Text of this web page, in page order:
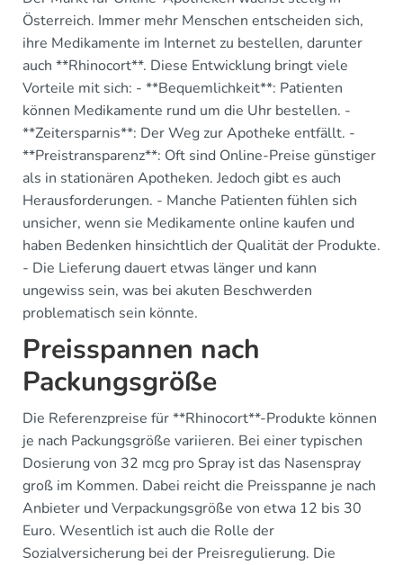
Österreich. Immer mehr Menschen entscheiden sich,
ihre Medikamente im Internet zu bestellen, darunter
auch **Rhinocort**. Diese Entwicklung bringt viele
Vorteile mit sich: - **Bequemlichkeit**: Patienten
können Medikamente rund um die Uhr bestellen. -
**Zeitersparnis**: Der Weg zur Apotheke entfällt. -
**Preistransparenz**: Oft sind Online-Preise günstiger
als in stationären Apotheken. Jedoch gibt es auch
Herausforderungen. - Manche Patienten fühlen sich
unsicher, wenn sie Medikamente online kaufen und
haben Bedenken hinsichtlich der Qualität der Produkte.
- Die Lieferung dauert etwas länger und kann
ungewiss sein, was bei akuten Beschwerden
problematisch sein könnte.
Preisspannen nach
Packungsgröße
Die Referenzpreise für **Rhinocort**-Produkte können
je nach Packungsgröße variieren. Bei einer typischen
Dosierung von 32 mcg pro Spray ist das Nasenspray
groß im Kommen. Dabei reicht die Preisspanne je nach
Anbieter und Verpackungsgröße von etwa 12 bis 30
Euro. Wesentlich ist auch die Rolle der
Sozialversicherung bei der Preisregulierung. Die